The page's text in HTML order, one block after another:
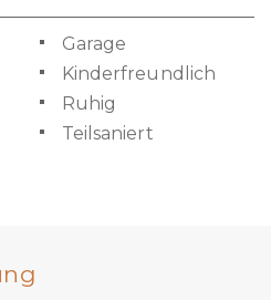
Garage
Kinderfreundlich
Ruhig
Teilsaniert